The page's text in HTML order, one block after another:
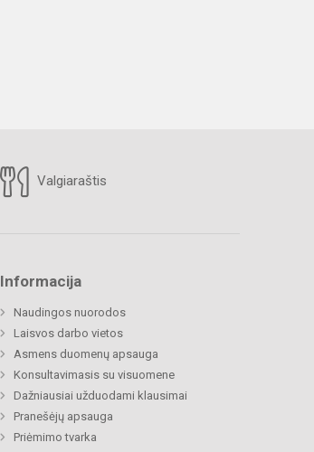
Valgiaraštis
Informacija
Naudingos nuorodos
Laisvos darbo vietos
Asmens duomenų apsauga
Konsultavimasis su visuomene
Dažniausiai užduodami klausimai
Pranešėjų apsauga
Priėmimo tvarka